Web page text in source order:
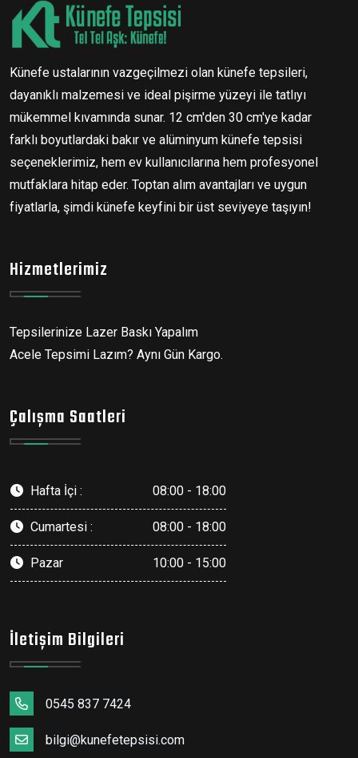
Künefe ustalarının vazgeçilmezi olan künefe tepsileri,
dayanıklı malzemesi ve ideal pişirme yüzeyi ile tatlıyı
mükemmel kıvamında sunar. 12 cm'den 30 cm'ye kadar
farklı boyutlardaki bakır ve alüminyum künefe tepsisi
seçeneklerimiz, hem ev kullanıcılarına hem profesyonel
mutfaklara hitap eder. Toptan alım avantajları ve uygun
fiyatlarla, şimdi künefe keyfini bir üst seviyeye taşıyın!
Hizmetlerimiz
Tepsilerinize Lazer Baskı Yapalım
Acele Tepsimi Lazım? Aynı Gün Kargo.
Çalışma Saatleri
Hafta İçi : 08:00 - 18:00
Cumartesi : 08:00 - 18:00
Pazar 10:00 - 15:00
İletişim Bilgileri
0545 837 7424
bilgi@kunefetepsisi.com